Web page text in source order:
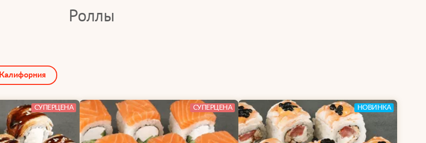
Роллы
Калифорния
СУПЕРЦЕНА СУПЕРЦЕНА НОВИНКА